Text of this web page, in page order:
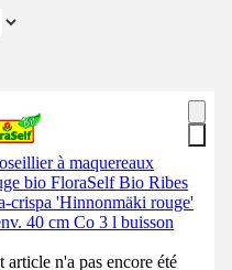
à maquereaux
bio FloraSelf Bio Ribes
crispa 'Hinnonmäki rouge'
40 cm Co 3 l buisson
article n'a pas encore été